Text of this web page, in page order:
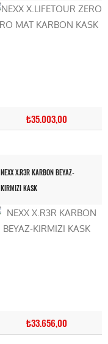
₺35.003,00
NEXX X.R3R KARBON BEYAZ-
KIRMIZI KASK
₺33.656,00